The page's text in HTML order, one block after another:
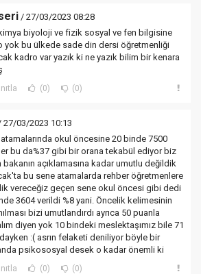
/ 27/03/2023 08:28
biyoloji ve fizik sosyal ve fen bilgisine
yok bu ülkede sade din dersi öğretmenliği
kadro var yazık ki ne yazık bilim bir kenara
(0) (0)
27/03/2023 10:13
okul öncesine 20 binde 7500
bu da%37 gibi bir orana tekabül ediyor biz
bakanın açıklamasına kadar umutlu değildik
bu sene atamalarda rehber öğretmenlere
vereceğiz geçen sene okul öncesi gibi dedi
3604 verildi %8 yani. Öncelik kelimesinin
bizi umutlandırdı ayrıca 50 puanla
diyen yok 10 bindeki meslektaşımız bile 71
:( asrın felaketi deniliyor böyle bir
psikososyal desek o kadar önemli ki
(0) (0)